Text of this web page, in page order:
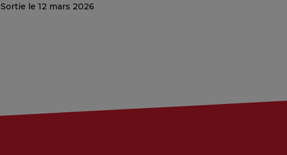
Sortie le 12 mars 2026